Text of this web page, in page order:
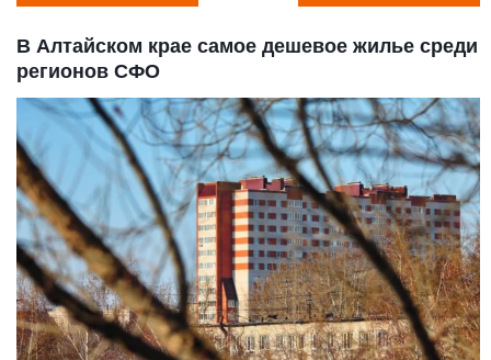
В Алтайском крае самое дешевое жилье среди
регионов СФО